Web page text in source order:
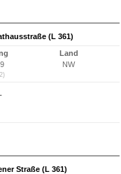
(L 361)
Land
NW
Straße (L 361)